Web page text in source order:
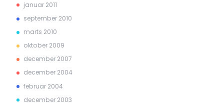
januar 2011
september 2010
marts 2010
oktober 2009
december 2007
december 2004
februar 2004
december 2003